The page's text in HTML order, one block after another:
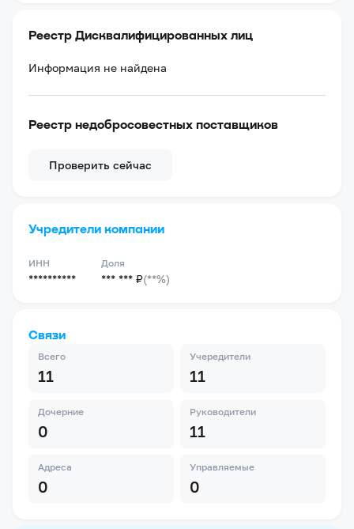
Реестр Дисквалифицированных лиц
Информация не найдена
Реестр недобросовестных поставщиков
Проверить сейчас
Учредители компании
ИНН
**********
Доля
*** *** ₽(**%)
Связи
Всего
11
Учередители
11
Дочерние
0
Руководители
11
Адреса
0
Управляемые
0